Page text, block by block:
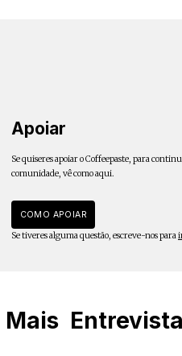
Apoiar
Se quiseres apoiar o Coffeepaste, para
comunidade, vê como aqui.
COMO APOIAR
Se tiveres alguma questão, escreve-nos para
Mais